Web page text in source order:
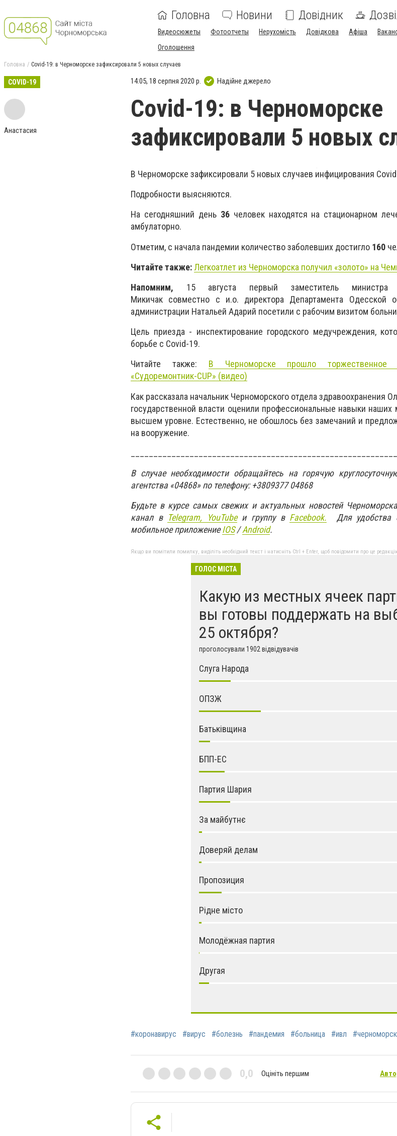
Головна Новини Довідник
Видеосюжеты Фотоотчеты Нерухомість Довідкова Афіша
Оголошення
Головна Covid-19: в Черноморске зафиксировали 5 новых случаев
COVID-19
Анастасия
14:05, 18 серпня 2020 р. Надійне джерело
Covid-19: в Черноморске
зафиксировали 5 новых
В Черноморске зафиксировали 5 новых случаев инфицирования
Подробности выясняются.
На сегодняшний день 36человек находятся на стационарном
амбулаторно.
Отметим, с начала пандемии количество заболевших достигло 160
Читайте также: Легкоатлет из Черноморска получил «золото» на
Напомним, 15августа первый заместитель министра
Микичак совместно с и.о. директора Департамента Одесской
администрации Натальей Адарий посетили с рабочим визитом
Цель приезда - инспектирование городского медучреждения,
борьбе с Covid-19.
Читайте также: В Черноморске прошло торжественное
«Судоремонтник-CUP» (видео)
Как рассказала начальник Черноморского отдела здравоохранения
государственной власти оценили профессиональные навыки наших
высшем уровне. Естественно, не обошлось без замечаний и
на вооружение.
В случае необходимости обращайтесь на горячую
агентства «04868» по телефону: +3809377 04868
Будьте в курсе самых свежих и актуальных новостей
канал в Telegram, YouTubeи группу в Facebook. Для удобства
мобильное приложениеIOS/Android.
Якщо ви помітили помилку, виділіть необхідний текст і натисніть Ctrl + Enter, щоб повідомити про це
ГОЛОС МІСТА
Какую из местных ячеек
вы готовы поддержать на
25 октября?
проголосували 1902 відвідувачів
Слуга Народа
ОПЗЖ
Батьківщина
БПП-ЕС
Партия Шария
За майбутнє
Доверяй делам
Пропозиция
Рідне місто
Молодёжная партия
Другая
#коронавирус #вирус #болезнь #пандемия #больница #ивл #черноморск
0,0 Оцініть першим